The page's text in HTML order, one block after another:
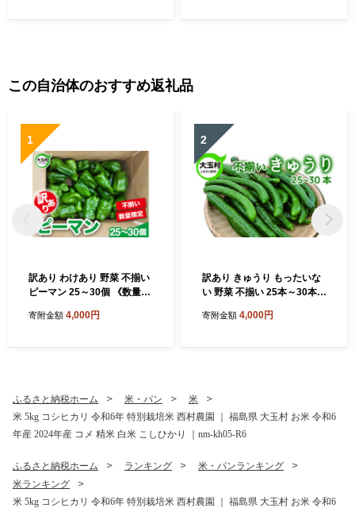
この自治体のおすすめ返礼品
1
訳あり わけあり 野菜 不揃い
ピーマン 25～30個 《数量限
たいない野菜 ｜ om-pmwa-
寄附金額 4,000円
2
訳あり きゅうり もったいな
い 野菜 不揃い 25本～30本
寄附金額 4,000円
ふるさと納税ホーム 米・パン
米
米 5kg コシヒカリ 令和6年 特別栽培米 西村農園 ｜ 福島県 大玉村 お米 令和6
年産 2024年産 コメ 精米 白米 こしひかり ｜nm-kh05-R6
ふるさと納税ホーム ランキング
米・パンランキング
米ランキング
米 5kg コシヒカリ 令和6年 特別栽培米 西村農園 ｜ 福島県 大玉村 お米 令和6